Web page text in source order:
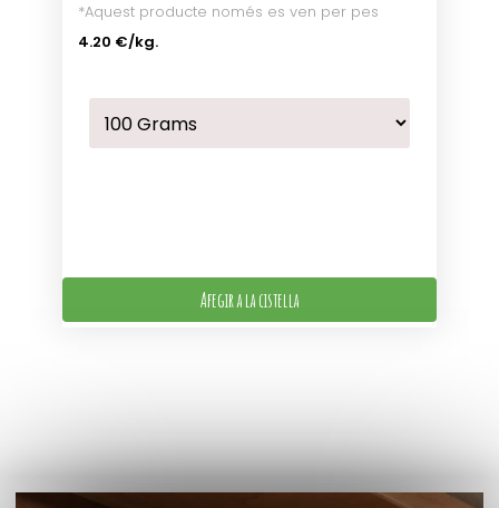
*Aquest producte només es ven per pes
4.20 €/kg.
Afegir a la cistella